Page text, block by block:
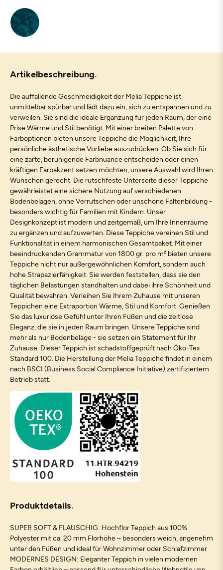
Artikelbeschreibung
Die auffallende Geschmeidigkeit der Melia Teppiche ist
unmittelbar spürbar und lädt dazu ein, sich zu entspannen und zu
verweilen. Sie sind die ideale Ergänzung für jeden Raum, der eine
Prise Wärme und Stil benötigt. Mit einer breiten Palette von
Farboptionen bieten unsere Teppiche die Möglichkeit, Ihre
persönliche ästhetische Vorliebe auszudrücken. Ob Sie sich für
eine zarte, beruhigende Farbnuance entscheiden oder einen
kräftigen Farbakzent setzen möchten, unsere Auswahl wird Ihren
Wünschen gerecht. Die rutschfeste Unterseite dieser Teppiche
gewährleistet eine sichere Nutzung auf verschiedenen
Bodenbelägen, ohne Verrutschen oder unschöne Faltenbildung -
besonders wichtig für Familien mit Kindern. Unser
Designkonzept ist modern und zeitgemäß, um Ihre Innenräume
zu ergänzen und aufzuwerten. Diese Teppiche vereinen Stil und
Funktionalität in einem harmonischen Gesamtpaket. Mit einer
beeindruckenden Grammatur von 1800 gr. pro m² bieten unsere
Teppiche nicht nur außergewöhnlichen Komfort, sondern auch
hohe Strapazierfähigkeit. Sie werden feststellen, dass sie den
täglichen Belastungen standhalten und dabei ihre Schönheit und
Qualität bewahren. Verleihen Sie Ihrem Zuhause mit unseren
Teppichen eine Extraportion Wärme, Stil und Komfort. Genießen
Sie das luxuriöse Gefühl unter Ihren Füßen und die zeitlose
Eleganz, die sie in jeden Raum bringen. Unsere Teppiche sind
mehr als nur Bodenbeläge - sie setzen ein Statement für Ihr
Zuhause. Dieser Teppich ist schadstoffgeprüft nach Öko-Tex
Standard 100. Die Herstellung der Melia Teppiche findet in einem
nach BSCI (Business Social Compliance Initiative) zertifiziertem
Betrieb statt.
Produktdetails
SUPER SOFT & FLAUSCHIG: Hochflor Teppich aus 100%
Polyester mit ca. 20 mm Florhöhe – besonders weich, angenehm
unter den Füßen und ideal für Wohnzimmer oder Schlafzimmer
MODERNES DESIGN: Eleganter Teppich in vielen modernen